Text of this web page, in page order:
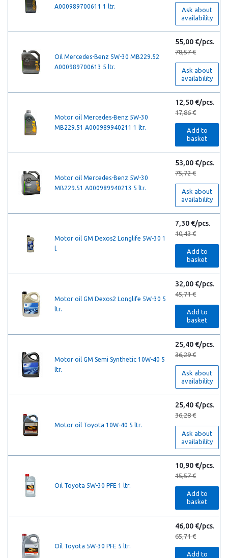
A000989700611 1 ltr.
Ask about
availability
Oil Mercedes-Benz 5W-30 MB229.52
A000989700613 5 ltr.
55,00 €/pcs.
78,57 €
Ask about
availability
Motor oil Mercedes-Benz 5W-30
MB229.51 A000989940211 1 ltr.
12,50 €/pcs.
17,86 €
Add to
basket
Motor oil Mercedes-Benz 5W-30
MB229.51 A000989940213 5 ltr.
53,00 €/pcs.
75,72 €
Ask about
availability
Motor oil GM Dexos2 Longlife 5W-30 1
l.
7,30 €/pcs.
10,43 €
Add to
basket
Motor oil GM Dexos2 Longlife 5W-30 5
ltr.
32,00 €/pcs.
45,71 €
Add to
basket
Motor oil GM Semi Synthetic 10W-40 5
ltr.
25,40 €/pcs.
36,29 €
Ask about
availability
Motor oil Toyota 10W-40 5 ltr.
25,40 €/pcs.
36,28 €
Ask about
availability
Oil Toyota 5W-30 PFE 1 ltr.
10,90 €/pcs.
15,57 €
Add to
basket
Oil Toyota 5W-30 PFE 5 ltr.
46,00 €/pcs.
65,71 €
Add to